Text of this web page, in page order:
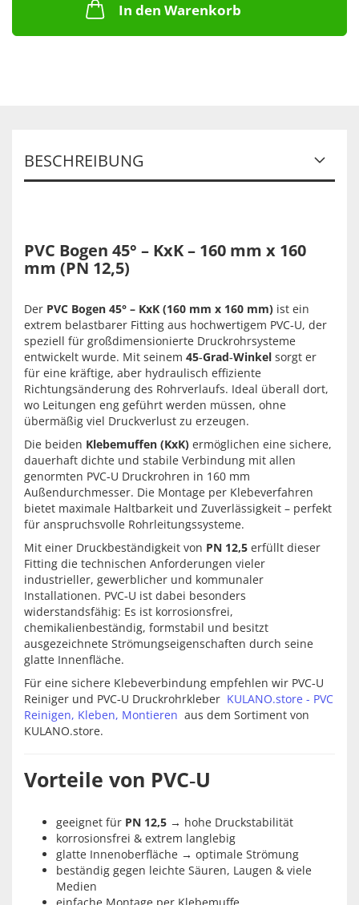
In den Warenkorb
BESCHREIBUNG
PVC Bogen 45° – KxK – 160 mm x 160
mm (PN 12,5)
Der PVC Bogen 45° – KxK (160 mm x 160 mm) ist ein
extrem belastbarer Fitting aus hochwertigem PVC‑U, der
speziell für großdimensionierte Druckrohrsysteme
entwickelt wurde. Mit seinem 45‑Grad‑Winkel sorgt er
für eine kräftige, aber hydraulisch effiziente
Richtungsänderung des Rohrverlaufs. Ideal überall dort,
wo Leitungen eng geführt werden müssen, ohne
übermäßig viel Druckverlust zu erzeugen.
Die beiden Klebemuffen (KxK) ermöglichen eine sichere,
dauerhaft dichte und stabile Verbindung mit allen
genormten PVC‑U Druckrohren in 160 mm
Außendurchmesser. Die Montage per Klebeverfahren
bietet maximale Haltbarkeit und Zuverlässigkeit – perfekt
für anspruchsvolle Rohrleitungssysteme.
Mit einer Druckbeständigkeit von PN 12,5 erfüllt dieser
Fitting die technischen Anforderungen vieler
industrieller, gewerblicher und kommunaler
Installationen. PVC‑U ist dabei besonders
widerstandsfähig: Es ist korrosionsfrei,
chemikalienbeständig, formstabil und besitzt
ausgezeichnete Strömungseigenschaften durch seine
glatte Innenfläche.
Für eine sichere Klebeverbindung empfehlen wir PVC‑U
Reiniger und PVC‑U Druckrohrkleber KULANO.store - PVC
Reinigen, Kleben, Montieren aus dem Sortiment von
KULANO.store.
Vorteile von PVC‑U
geeignet für PN 12,5 → hohe Druckstabilität
korrosionsfrei & extrem langlebig
glatte Innenoberfläche → optimale Strömung
beständig gegen leichte Säuren, Laugen & viele
Medien